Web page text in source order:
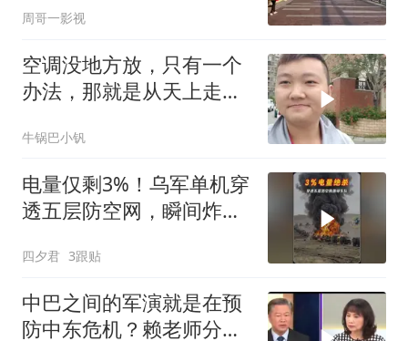
周哥一影视
空调没地方放，只有一个
办法，那就是从天上走，
牛锅巴小钒
电量仅剩3%！乌军单机穿
透五层防空网，瞬间炸飞
四夕君 3跟贴
中巴之间的军演就是在预
防中东危机？赖老师分析